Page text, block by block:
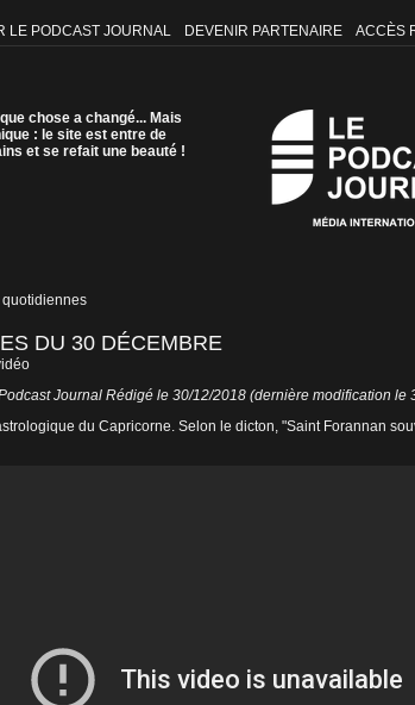
LE PODCAST JOURNAL DEVENIR PARTENAIRE ACCÈS
chose a changé... Mais
: le site est entre de
et se refait une beauté !
DU 30 DÉCEMBRE
Journal Rédigé le 30/12/2018 (dernière modification le
du Capricorne. Selon le dicton, "Saint Forannan